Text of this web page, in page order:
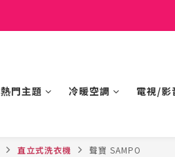
熱門主題 冷暖空調 電視/影
直立式洗衣機 聲寶 SAMPO